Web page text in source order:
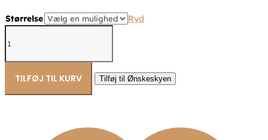
til
Størrelse
Ryd
Icons
Empress
forgyldt
sølv
TILFØJ TIL KURV Tilføj til Ønskeskyen